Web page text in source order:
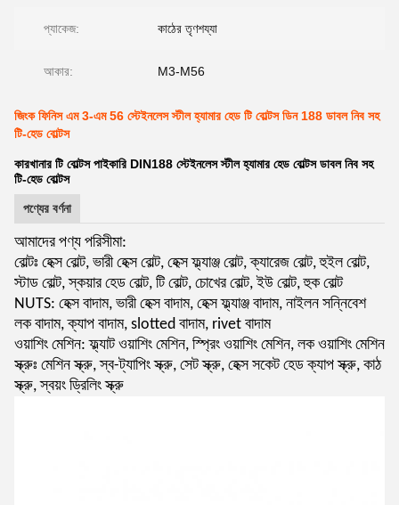
প্যাকেজ: কাঠের তৃণশয্যা
আকার: M3-M56
জিংক ফিনিস এম 3-এম 56 স্টেইনলেস স্টীল হ্যামার হেড টি বোল্টস ডিন 188 ডাবল নিব সহ
টি-হেড বোল্টস
কারখানার টি বোল্টস পাইকারি DIN188 স্টেইনলেস স্টীল হ্যামার হেড বোল্টস ডাবল নিব সহ
টি-হেড বোল্টস
পণ্যের বর্ণনা
আমাদের পণ্য পরিসীমা:
বোল্টঃ হেক্স বোল্ট, ভারী হেক্স বোল্ট, হেক্স ফ্ল্যাঞ্জ বোল্ট, ক্যারেজ বোল্ট, হুইল বোল্ট,
স্টাড বোল্ট, স্কয়ার হেড বোল্ট, টি বোল্ট, চোখের বোল্ট, ইউ বোল্ট, হুক বোল্ট
NUTS: হেক্স বাদাম, ভারী হেক্স বাদাম, হেক্স ফ্ল্যাঞ্জ বাদাম, নাইলন সন্নিবেশ
লক বাদাম, ক্যাপ বাদাম, slotted বাদাম, rivet বাদাম
ওয়াশিং মেশিন: ফ্ল্যাট ওয়াশিং মেশিন, স্প্রিং ওয়াশিং মেশিন, লক ওয়াশিং মেশিন
স্ক্রুঃ মেশিন স্ক্রু, স্ব-ট্যাপিং স্ক্রু, সেট স্ক্রু, হেক্স সকেট হেড ক্যাপ স্ক্রু, কাঠ
স্ক্রু, স্বয়ং ড্রিলিং স্ক্রু